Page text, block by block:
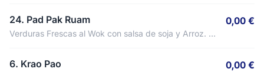
24. Pad Pak Ruam
Verduras Frescas al Wok con salsa de soja y Arroz. A
0,00 €
6. Krao Pao 0,00 €